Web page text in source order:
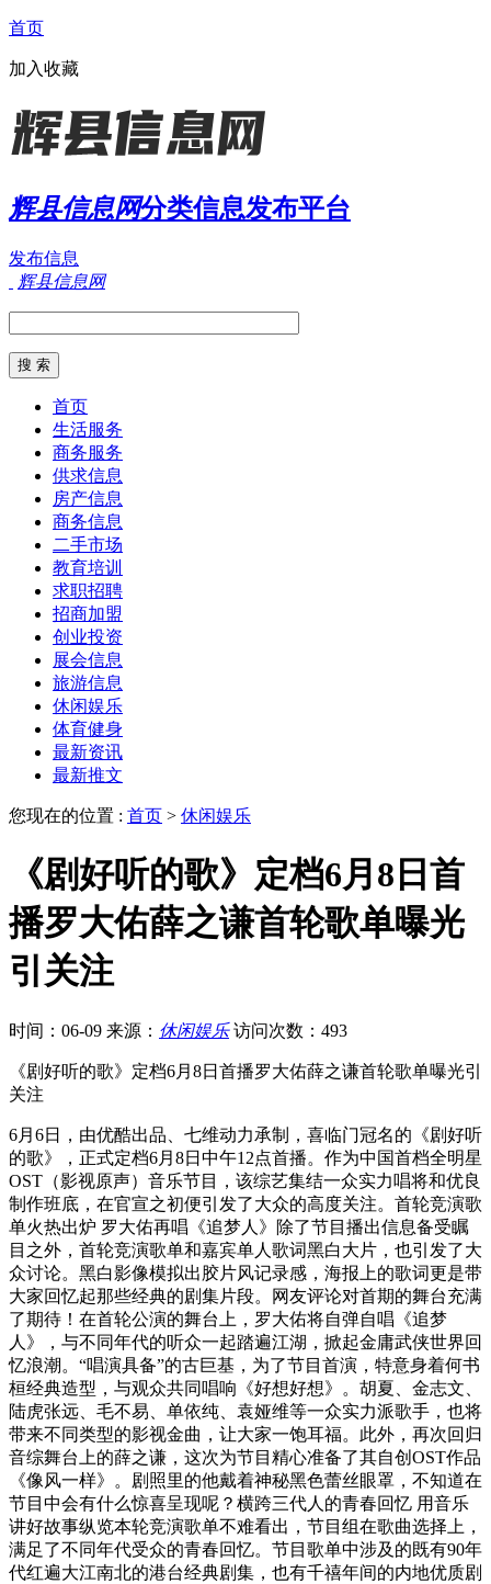
首页
加入收藏
辉县信息网分类信息发布平台
发布信息
辉县信息网
首页
生活服务
商务服务
供求信息
房产信息
商务信息
二手市场
教育培训
求职招聘
招商加盟
创业投资
展会信息
旅游信息
休闲娱乐
体育健身
最新资讯
最新推文
您现在的位置 : 首页 > 休闲娱乐
《剧好听的歌》定档6月8日首
播罗大佑薛之谦首轮歌单曝光
引关注
时间：06-09 来源： 休闲娱乐 访问次数：493
《剧好听的歌》定档6月8日首播罗大佑薛之谦首轮歌单曝光引
关注
6月6日，由优酷出品、七维动力承制，喜临门冠名的《剧好听
的歌》，正式定档6月8日中午12点首播。作为中国首档全明星
OST（影视原声）音乐节目，该综艺集结一众实力唱将和优良
制作班底，在官宣之初便引发了大众的高度关注。首轮竞演歌
单火热出炉 罗大佑再唱《追梦人》除了节目播出信息备受瞩
目之外，首轮竞演歌单和嘉宾单人歌词黑白大片，也引发了大
众讨论。黑白影像模拟出胶片风记录感，海报上的歌词更是带
大家回忆起那些经典的剧集片段。网友评论对首期的舞台充满
了期待！在首轮公演的舞台上，罗大佑将自弹自唱《追梦
人》，与不同年代的听众一起踏遍江湖，掀起金庸武侠世界回
忆浪潮。“唱演具备”的古巨基，为了节目首演，特意身着何书
桓经典造型，与观众共同唱响《好想好想》。胡夏、金志文、
陆虎张远、毛不易、单依纯、袁娅维等一众实力派歌手，也将
带来不同类型的影视金曲，让大家一饱耳福。此外，再次回归
音综舞台上的薛之谦，这次为节目精心准备了其自创OST作品
《像风一样》。剧照里的他戴着神秘黑色蕾丝眼罩，不知道在
节目中会有什么惊喜呈现呢？横跨三代人的青春回忆 用音乐
讲好故事纵览本轮竞演歌单不难看出，节目组在歌曲选择上，
满足了不同年代受众的青春回忆。节目歌单中涉及的既有90年
代红遍大江南北的港台经典剧集，也有千禧年间的内地优质剧